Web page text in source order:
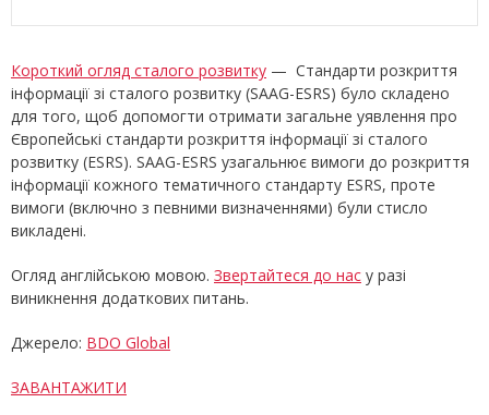
Короткий огляд сталого розвитку — Стандарти розкриття
інформації зі сталого розвитку (SAAG-ESRS) було складено
для того, щоб допомогти отримати загальне уявлення про
Європейські стандарти розкриття інформації зі сталого
розвитку (ESRS). SAAG-ESRS узагальнює вимоги до розкриття
інформації кожного тематичного стандарту ESRS, проте
вимоги (включно з певними визначеннями) були стисло
викладені.
Огляд англійською мовою. Звертайтеся до нас у разі
виникнення додаткових питань.
Джерело: BDO Global
ЗАВАНТАЖИТИ